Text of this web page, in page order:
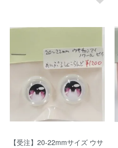
【受注】20-22mmサイズ ウサ